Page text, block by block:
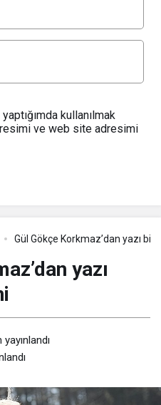
kullanılmak
ve web site adresimi
Gül Gökçe Korkmaz’dan yazı
yazı